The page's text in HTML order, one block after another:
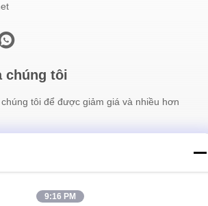
chúng tôi
tôi để được giảm giá và nhiều hơn
9:16 PM